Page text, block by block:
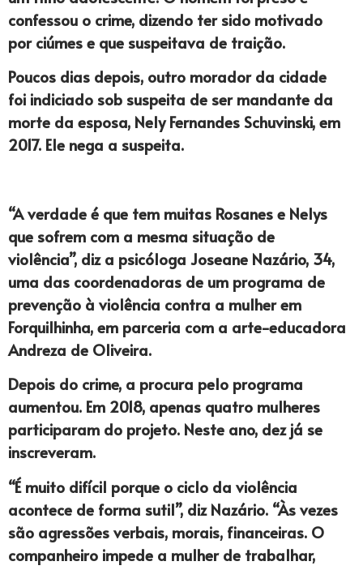
confessou o crime, dizendo ter sido motivado
por ciúmes e que suspeitava de traição.
Poucos dias depois, outro morador da cidade
foi indiciado sob suspeita de ser mandante da
morte da esposa, Nely Fernandes Schuvinski, em
2017. Ele nega a suspeita.
“A verdade é que tem muitas Rosanes e Nelys
que sofrem com a mesma situação de
violência”, diz a psicóloga Joseane Nazário, 34,
uma das coordenadoras de um programa de
prevenção à violência contra a mulher em
Forquilhinha, em parceria com a arte-educadora
Andreza de Oliveira.
Depois do crime, a procura pelo programa
aumentou. Em 2018, apenas quatro mulheres
participaram do projeto. Neste ano, dez já se
inscreveram.
“É muito difícil porque o ciclo da violência
acontece de forma sutil”, diz Nazário. “Às vezes
são agressões verbais, morais, financeiras. O
companheiro impede a mulher de trabalhar,